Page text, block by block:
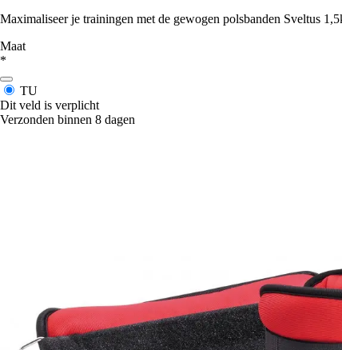
Maximaliseer je trainingen met de gewogen polsbanden Sveltus
Maat
*
TU
Dit veld is verplicht
Verzonden binnen 8 dagen